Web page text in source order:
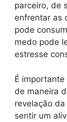
parceiro, de
enfrentar as
pode
medo pode
estresse
É
de maneira
revelação
sentir um